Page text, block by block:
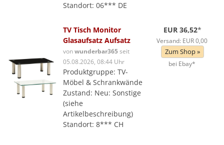
Standort: 06*** DE
TV Tisch Monitor
Glasaufsatz Aufsatz
vonwunderbar365seit
05.08.2026, 08:44 Uhr
Produktgruppe: TV-
Möbel & Schrankwände
Zustand: Neu: Sonstige
(siehe
Artikelbeschreibung)
Standort: 8*** CH
EUR 36,52*
Versand: EUR 0,00
Zum Shop »
bei Ebay*